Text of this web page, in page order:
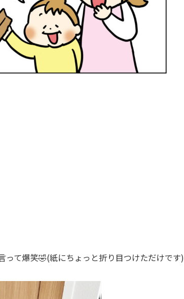
って爆笑🤣(紙にちょっと折り目つけただけです)